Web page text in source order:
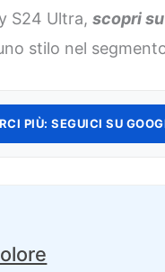
S24 Ultra,scopri
stilo nel
PIÙ: SEGUICI SU